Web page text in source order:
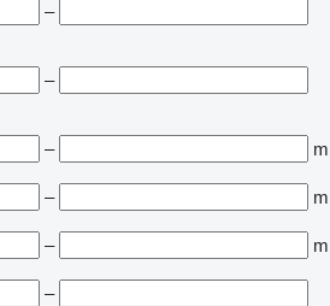
–
–
–
m
–
m
–
m
–